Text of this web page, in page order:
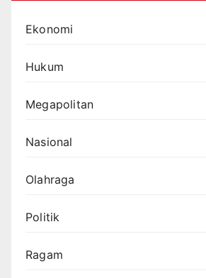
Ekonomi
Hukum
Megapolitan
Nasional
Olahraga
Politik
Ragam